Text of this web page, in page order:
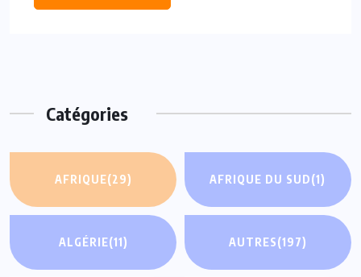
Catégories
AFRIQUE(29) AFRIQUE DU SUD(1)
ALGÉRIE(11) AUTRES(197)